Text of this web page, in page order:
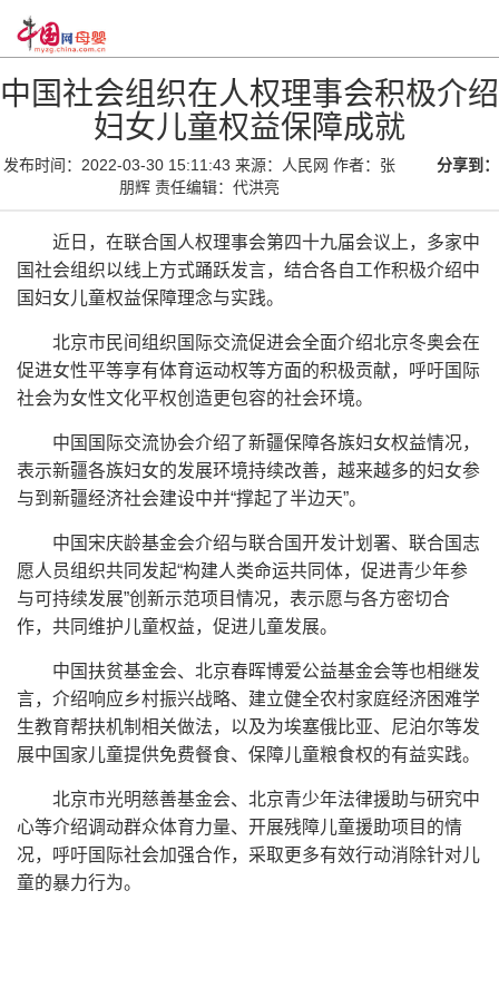
中国社会组织在人权理事会积极介绍
妇女儿童权益保障成就
发布时间：2022-03-30 15:11:43来源：人民网作者：张
朋辉责任编辑：代洪亮
分享到：
近日，在联合国人权理事会第四十九届会议上，多家中
国社会组织以线上方式踊跃发言，结合各自工作积极介绍中
国妇女儿童权益保障理念与实践。
北京市民间组织国际交流促进会全面介绍北京冬奥会在
促进女性平等享有体育运动权等方面的积极贡献，呼吁国际
社会为女性文化平权创造更包容的社会环境。
中国国际交流协会介绍了新疆保障各族妇女权益情况，
表示新疆各族妇女的发展环境持续改善，越来越多的妇女参
与到新疆经济社会建设中并“撑起了半边天”。
中国宋庆龄基金会介绍与联合国开发计划署、联合国志
愿人员组织共同发起“构建人类命运共同体，促进青少年参
与可持续发展”创新示范项目情况，表示愿与各方密切合
作，共同维护儿童权益，促进儿童发展。
中国扶贫基金会、北京春晖博爱公益基金会等也相继发
言，介绍响应乡村振兴战略、建立健全农村家庭经济困难学
生教育帮扶机制相关做法，以及为埃塞俄比亚、尼泊尔等发
展中国家儿童提供免费餐食、保障儿童粮食权的有益实践。
北京市光明慈善基金会、北京青少年法律援助与研究中
心等介绍调动群众体育力量、开展残障儿童援助项目的情
况，呼吁国际社会加强合作，采取更多有效行动消除针对儿
童的暴力行为。